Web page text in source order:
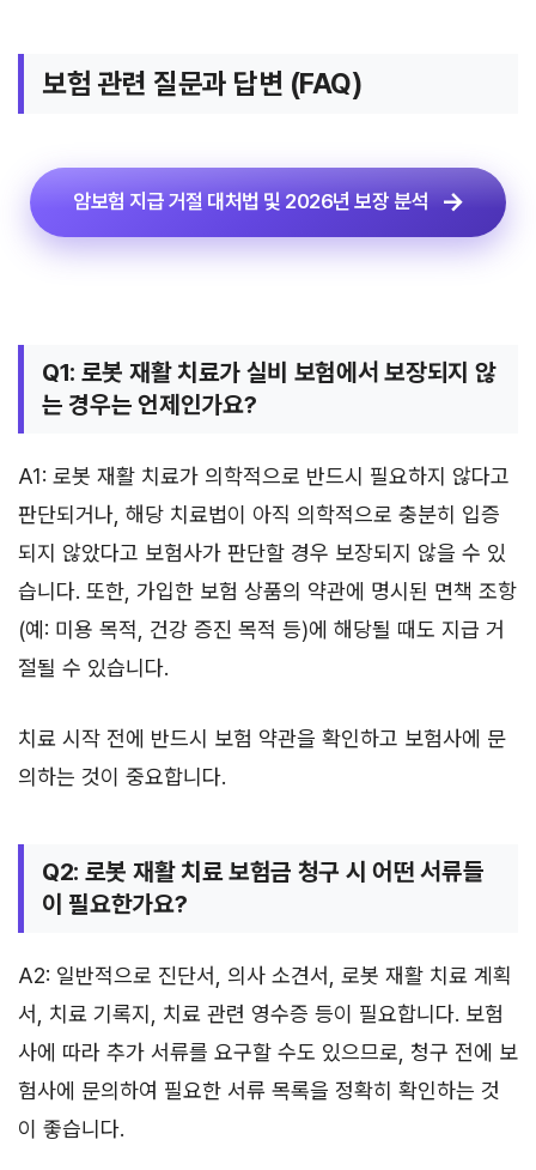
보험 관련 질문과 답변 (FAQ)
암보험 지급 거절 대처법 및 2026년 보장 분석
Q1: 로봇 재활 치료가 실비 보험에서 보장되지 않
는 경우는 언제인가요?
A1: 로봇 재활 치료가 의학적으로 반드시 필요하지 않다고
판단되거나, 해당 치료법이 아직 의학적으로 충분히 입증
되지 않았다고 보험사가 판단할 경우 보장되지 않을 수 있
습니다. 또한, 가입한 보험 상품의 약관에 명시된 면책 조항
(예: 미용 목적, 건강 증진 목적 등)에 해당될 때도 지급 거
절될 수 있습니다.
치료 시작 전에 반드시 보험 약관을 확인하고 보험사에 문
의하는 것이 중요합니다.
Q2: 로봇 재활 치료 보험금 청구 시 어떤 서류들
이 필요한가요?
A2: 일반적으로 진단서, 의사 소견서, 로봇 재활 치료 계획
서, 치료 기록지, 치료 관련 영수증 등이 필요합니다. 보험
사에 따라 추가 서류를 요구할 수도 있으므로, 청구 전에 보
험사에 문의하여 필요한 서류 목록을 정확히 확인하는 것
이 좋습니다.